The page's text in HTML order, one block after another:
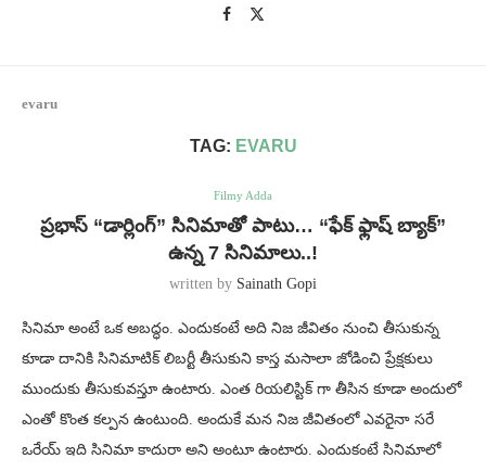
evaru
TAG: EVARU
Filmy Adda
ప్రభాస్ “డార్లింగ్” సినిమాతో పాటు… “ఫేక్ ఫ్లాష్ బ్యాక్”
ఉన్న 7 సినిమాలు..!
written by Sainath Gopi
సినిమా అంటే ఒక అబద్ధం. ఎందుకంటే అది నిజ జీవితం నుంచి తీసుకున్న
కూడా దానికి సినిమాటిక్ లిబర్టీ తీసుకుని కాస్త మసాలా జోడించి ప్రేక్షకులు
ముందుకు తీసుకువస్తూ ఉంటారు. ఎంత రియలిస్టిక్ గా తీసిన కూడా అందులో
ఎంతో కొంత కల్పన ఉంటుంది. అందుకే మన నిజ జీవితంలో ఎవరైనా సరే
ఒరేయ్ ఇది సినిమా కాదురా అని అంటూ ఉంటారు. ఎందుకంటే సినిమాలో